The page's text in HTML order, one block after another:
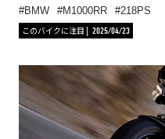
BMW M1000RR
218PS
このバイクに注目
2025/04/23